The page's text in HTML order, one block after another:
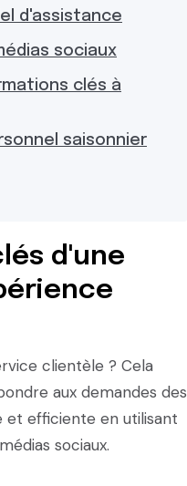
d'assistance
sociaux
clés à
saisonnier
d'une
clientèle ? Cela
aux demandes des
et efficiente en utilisant
sociaux.